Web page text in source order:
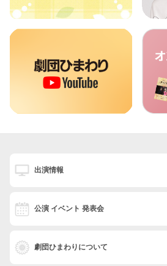
出演情報
公演 イベント 発表会
劇団ひまわりについて